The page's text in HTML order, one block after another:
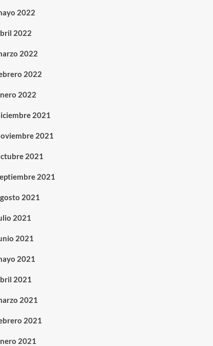
2022
2022
2022
2022
2022
2021
2021
2021
2021
2021
2021
2021
2021
2021
2021
2021
2021